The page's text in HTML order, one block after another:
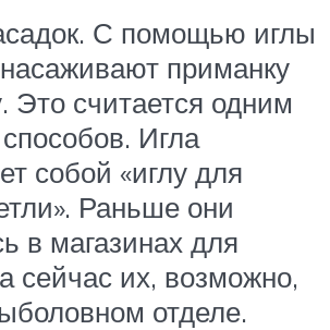
С помощью иглы
приманку
Это считается одним
Игла
собой «иглу для
Раньше они
в магазинах для
сейчас их, возможно,
отделе.